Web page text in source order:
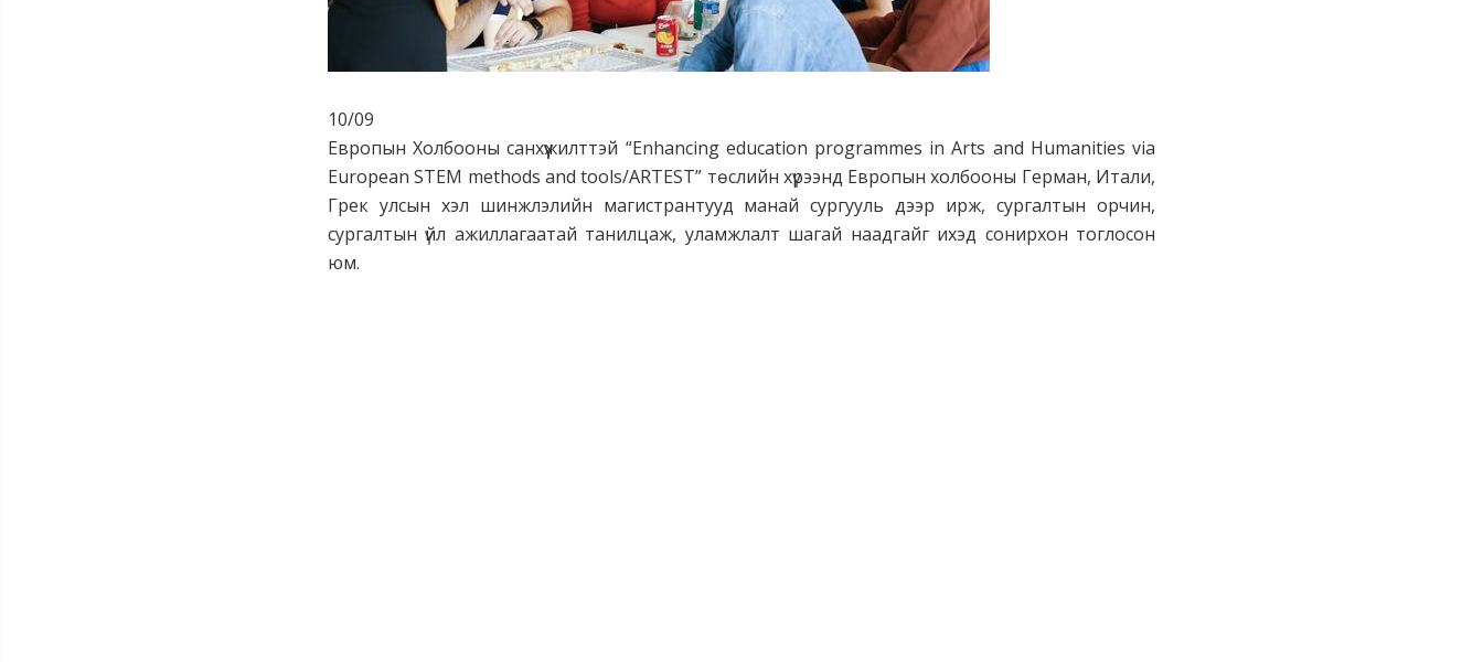
10/09
Европын Холбооны санхүүжилттэй “Enhancing education programmes in Arts and Humanities via
European STEM methods and tools/ARTEST” төслийн хүрээнд Европын холбооны Герман, Итали,
Грек улсын хэл шинжлэлийн магистрантууд манай сургууль дээр ирж, сургалтын орчин,
сургалтын үйл ажиллагаатай танилцаж, уламжлалт шагай наадгайг ихэд сонирхон тоглосон
юм.